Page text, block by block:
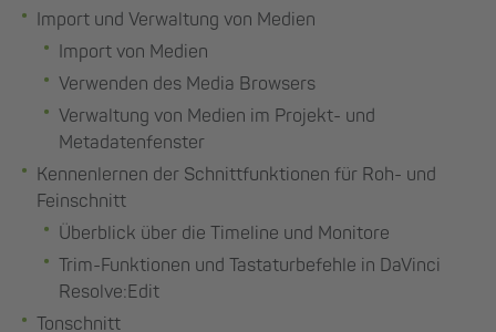
Import und Verwaltung von Medien
Import von Medien
Verwenden des Media Browsers
Verwaltung von Medien im Projekt- und
Metadatenfenster
Kennenlernen der Schnittfunktionen für Roh- und
Feinschnitt
Überblick über die Timeline und Monitore
Trim-Funktionen und Tastaturbefehle in DaVinci
Resolve:Edit
Tonschnitt